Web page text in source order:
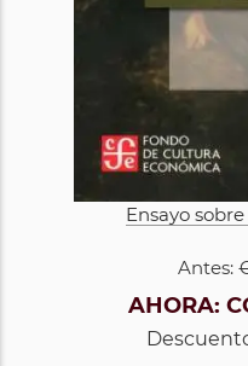
Ensayo
Antes:
AHORA: